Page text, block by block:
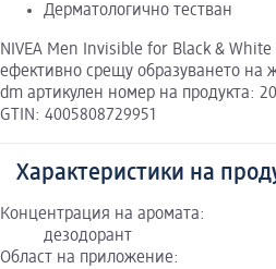
Дерматологично тестван
NIVEA Men Invisible for Black &
ефективно срещу образуването на
dm артикулен номер на продукта:
GTIN: 4005808729951
Характеристики на
Концентрация на аромата:
дезодорант
Област на приложение: